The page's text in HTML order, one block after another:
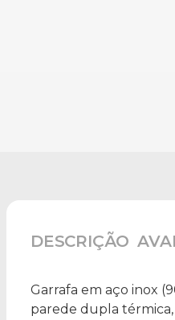
DESCRIÇÃO
Garrafa em aço inox
parede dupla térmica,